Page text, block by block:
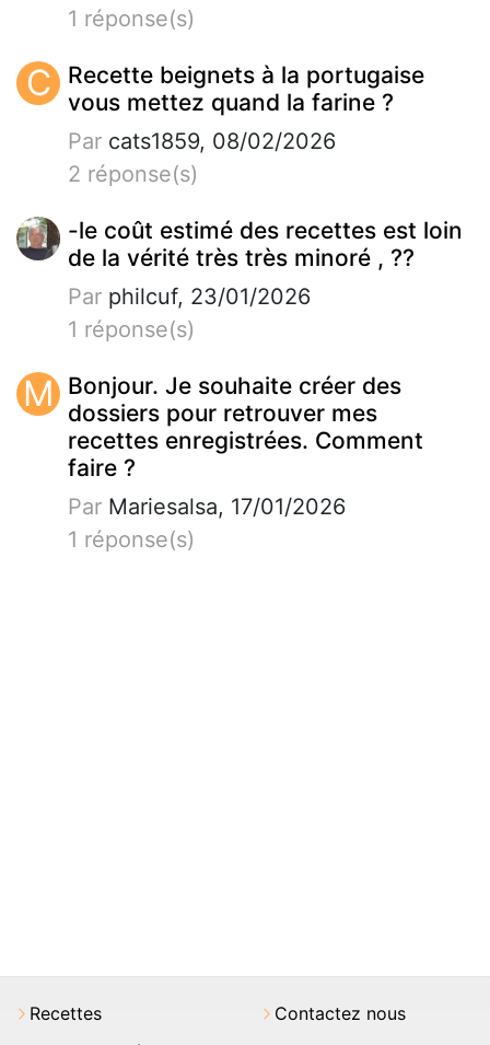
1 réponse(s)
C
Recette beignets à la portugaise
vous mettez quand la farine ?
Par cats1859, 08/02/2026
2 réponse(s)
-le coût estimé des recettes est loin
de la vérité très très minoré , ??
Par philcuf, 23/01/2026
1 réponse(s)
M Bonjour. Je souhaite créer des
dossiers pour retrouver mes
recettes enregistrées. Comment
faire ?
Par Mariesalsa, 17/01/2026
1 réponse(s)
Recettes
Contactez nous